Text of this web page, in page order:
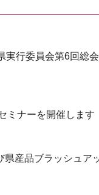
実行委員会第6回総
ミナーを開催します
県産品ブラッシュア